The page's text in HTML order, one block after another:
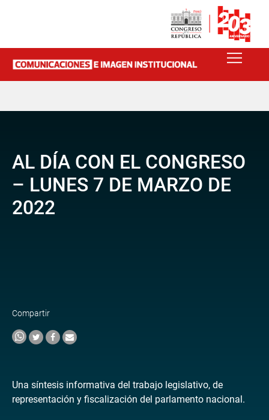
AL DÍA CON EL CONGRESO
– LUNES 7 DE MARZO DE
2022
Compartir
Una síntesis informativa del trabajo legislativo, de
representación y fiscalización del parlamento nacional.